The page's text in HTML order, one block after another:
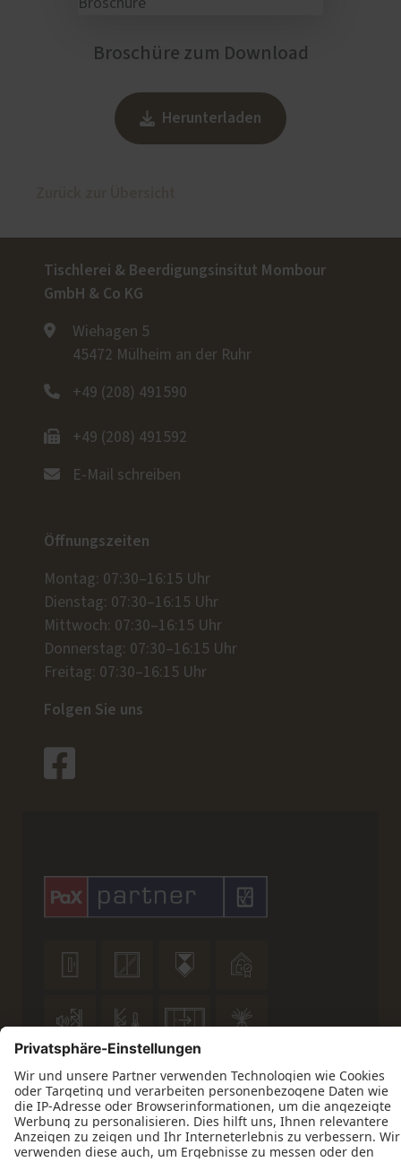
Broschüre zum Download
Herunterladen
Tischlerei & Beerdigungsinsitut Mombour
GmbH & Co KG
Wiehagen 5
45472 Mülheim an der Ruhr
+49 (208) 491590
+49 (208) 491592
E-Mail schreiben
Öffnungszeiten
Montag: 07:30–16:15 Uhr
Dienstag: 07:30–16:15 Uhr
Mittwoch: 07:30–16:15 Uhr
Donnerstag: 07:30–16:15 Uhr
Freitag: 07:30–16:15 Uhr
Folgen Sie uns
  
   
 